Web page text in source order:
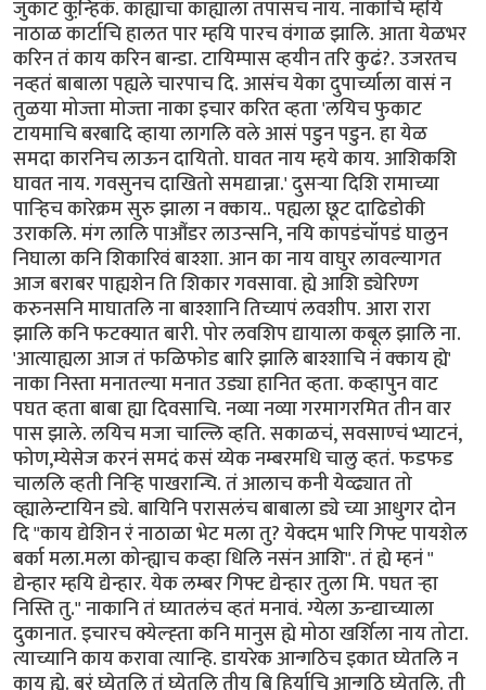
जुकाट कुन्हि़कं. काह्याचा काह्याला तपासच नाय. नाकाचि म्हयि
नाठाळ कार्टाचि हालत पार म्हयि पारच वंगाळ झालि. आता येळभर
करिन तं काय करिन बान्डा. टायिम्पास व्हयीन तरि कुढं?. उजरतच
नव्हतं बाबाला पह्यले चारपाच दि. आसंच येका दुपार्च्याला वासं न
तुळया मोज्ता मोज्ता नाका इचार करित व्हता 'लयिच फुकाट
टायमाचि बरबादि व्हाया लागलि वले आसं पडुन पडुन. हा येळ
समदा कारनिच लाऊन दायितो. घावत नाय म्हये काय. आशिकशि
घावत नाय. गवसुनच दाखितो समद्यान्ना.' दुसर्‍या दिशि रामाच्या
पार्‍हिच कारेक्रम सुरु झाला न क्काय.. पह्यला छूट दाढिडोकी
उराकलि. मंग लालि पाऔंडर लाउन्सनि, नयि कापडंचॉपडं घालुन
निघाला कनि शिकारिवं बाश्शा. आन का नाय वाघुर लावल्यागत
आज बराबर पाह्यशेन ति शिकार गवसावा. ह्ये आशि ड्येरिण्ग
करुनसनि माघातलि ना बाश्शानि तिच्यापं लवशीप. आरा रारा
झालि कनि फटक्यात बारी. पोर लवशिप द्यायाला कबूल झालि ना.
'आत्याह्यला आज तं फळिफोड बारि झालि बाश्शाचि नं क्काय ह्ये'
नाका निस्ता मनातल्या मनात उड्या हानित व्हता. कव्हापुन वाट
पघत व्हता बाबा ह्या दिवसाचि. नव्या नव्या गरमागरमित तीन वार
पास झाले. लयिच मजा चाल्लि व्हति. सकाळचं, सवसाण्चं भ्याटनं,
फोण,म्येसेज करनं समदं कसं य्येक नम्बरमधि चालु व्हतं. फडफड
चाललि व्हती निर्‍हि पाखरान्चि. तं आलाच कनी येव्ढ्यात तो
व्ह्यालेन्टायिन ड्ये. बायिनि परासलंच बाबाला ड्ये च्या आधुगर दोन
दि "काय द्येशिन रं नाठाळा भेट मला तु? येक्दम भारि गिफ्ट पायशेल
बर्का मला.मला कोन्ह्याच कव्हा धिलि नसंन आशि". तं ह्ये म्हनं "
द्येन्हार म्हयि द्येन्हार. येक लम्बर गिफ्ट द्येन्हार तुला मि. पघत र्‍हा
निस्ति तु." नाकानि तं घ्यातलंच व्हतं मनावं. ग्येला ऊन्द्याच्याला
दुकानात. इचारच क्येल्ह्ता कनि मानुस ह्ये मोठा खर्शिला नाय तोटा.
त्याच्यानि काय करावा त्यान्हि. डायरेक आन्गठिच इकात घ्येतलि न